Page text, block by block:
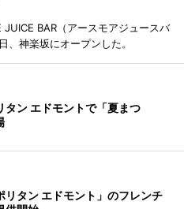
BAR（アースモアジュースバ
、神楽坂にオープンした。
タン エドモントで「夏まつ
リタン エドモント」のフレンチ